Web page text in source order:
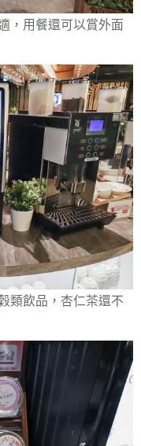
，用餐還可以賞外面
類飲品，杏仁茶還不